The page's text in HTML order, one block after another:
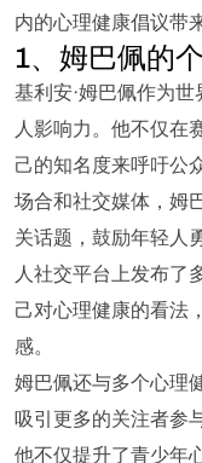
内的心理健康倡议带
1、姆巴佩的
基利安·姆巴佩作为
人影响力。他不仅在
己的知名度来呼吁公
场合和社交媒体，姆
关话题，鼓励年轻人
人社交平台上发布了
己对心理健康的看法
感。
姆巴佩还与多个心理
吸引更多的关注者参
他不仅提升了青少年